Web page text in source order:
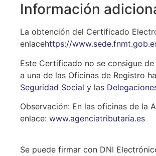
Información
La obtención del Certificado
enlacehttps://
Este Certificado no se consigue
a una de las Oficinas de Registro
Seguridad Social y las
Observación: En las oficinas de la
enlace: www.agenciatributaria.es
Se puede firmar con DNI